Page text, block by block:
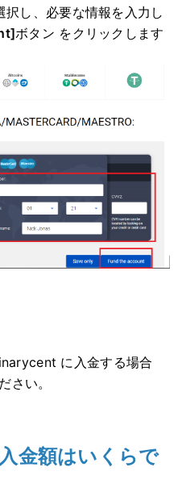
し、必要な情報を入力し
ボタン をクリックします
に入金する場合
さい。
金額はいくらで